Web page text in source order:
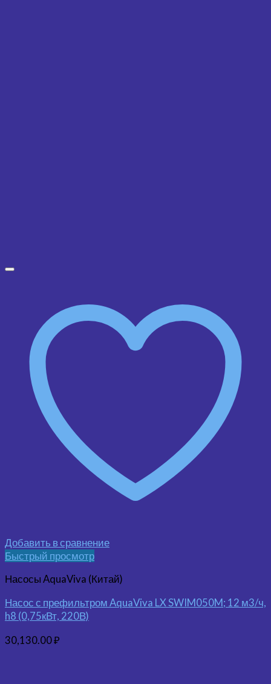
Добавить в сравнение
Быстрый просмотр
Насосы AquaViva (Китай)
Насос с префильтром AquaViva LX SWIM050M; 12 м3/ч,
h8 (0,75кВт, 220В)
30,130.00₽